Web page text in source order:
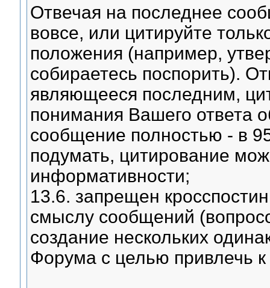
Отвечая на последнее
вовсе, или цитируйте
положения (например,
собираетесь поспорить).
являющееся последним,
понимания Вашего ответа
сообщение полностью - в
подумать, цитирование
информативности;
13.6. запрещен
смыслу сообщений
создание нескольких
Форума с целью привлечь